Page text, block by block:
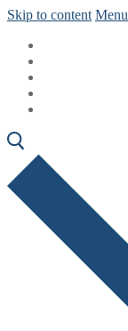
Skip to content Menu